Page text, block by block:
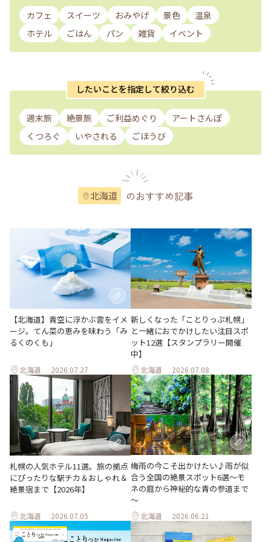
カフェ スイーツ おみやげ 景色
温泉
ホテル
ごはん パン 雑貨 イベント
したいことを指定して絞り込む
週末旅 絶景旅 ご利益めぐり
アートさんぽ
くつろぐ
いやされる ごほうび
北海道 のおすすめ記事
【北海道】青空に浮かぶ雲をイメ
ージ。てん菜の恵みを味わう「み
るくのくも」
北海道 2026.07.27
新しくなった「ことりっぷ札幌」
と一緒におでかけしたい注目スポ
ット12選【スタンプラリー開催
中】
北海道 2026.07.08
札幌の人気ホテル11選。旅の拠点
にぴったりな駅チカ＆おしゃれ＆
絶景宿まで【2026年】
北海道 2026.07.05
梅雨の今こそ出かけたい♪雨が似
合う全国の絶景スポット6選～モ
ネの庭から神秘的な青の参道まで
～
北海道 2026.06.21